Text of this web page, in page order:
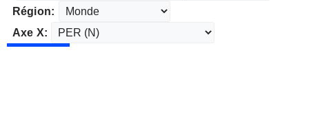
Région:
Axe X: